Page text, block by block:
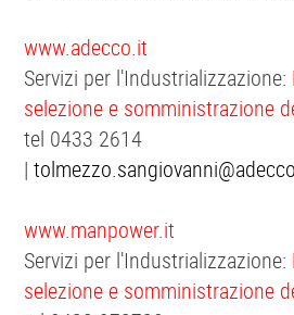
www.adecco.it
Servizi per l'Industrializzazione:
selezione e somministrazione
tel 0433 2614
|
www.manpower.it
Servizi per l'Industrializzazione:
selezione e somministrazione